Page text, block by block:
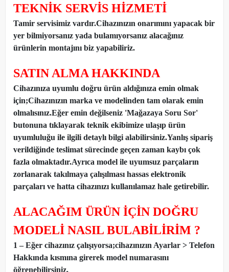
TEKNİK SERVİS HİZMETİ
Tamir servisimiz vardır.Cihazınızın onarımını yapacak bir
yer bilmiyorsanız yada bulamıyorsanız alacağınız
ürünlerin montajını biz yapabiliriz.
SATIN ALMA HAKKINDA
Cihazınıza uyumlu doğru ürün aldığınıza emin olmak
için;Cihazınızın marka ve modelinden tam olarak emin
olmalısınız.Eğer emin değilseniz 'Mağazaya Soru Sor'
butonuna tıklayarak teknik ekibimize ulaşıp ürün
uyumluluğu ile ilgili detaylı bilgi alabilirsiniz.Yanlış sipariş
verildiğinde teslimat sürecinde geçen zaman kaybı çok
fazla olmaktadır.Ayrıca model ile uyumsuz parçaların
zorlanarak takılmaya çalışılması hassas elektronik
parçaları ve hatta cihazınızı kullanılamaz hale getirebilir.
ALACAĞIM ÜRÜN İÇİN DOĞRU
MODELİ NASIL BULABİLİRİM ?
1 – Eğer cihazınız çalışıyorsa;cihazınızın Ayarlar > Telefon
Hakkında kısmına girerek model numarasını
öğrenebilirsiniz.